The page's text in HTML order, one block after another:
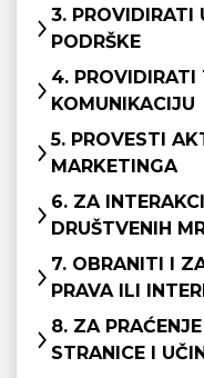
3. PROVIDIRATI
PODRŠKE
4. PROVIDIRATI
KOMUNIKACIJU
5. PROVESTI
MARKETINGA
6. ZA
DRUŠTVENIH
7. OBRANITI I
PRAVA ILI
8. ZA
STRANICE I